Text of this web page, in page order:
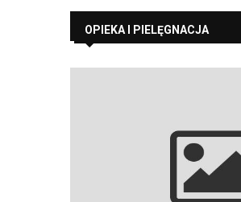
OPIEKA I PIELĘGNACJA